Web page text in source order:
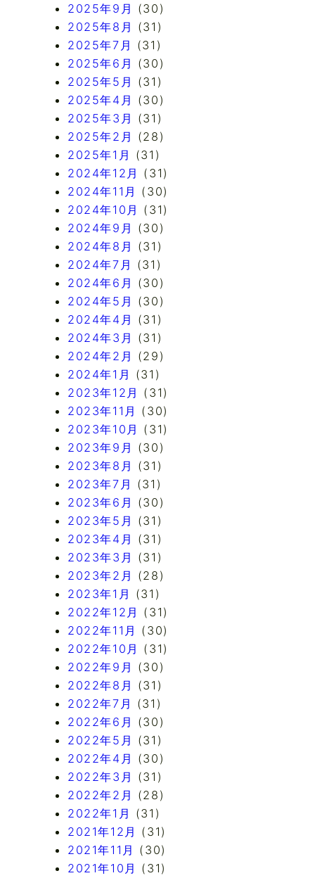
2025年9月 (30)
2025年8月 (31)
2025年7月 (31)
2025年6月 (30)
2025年5月 (31)
2025年4月 (30)
2025年3月 (31)
2025年2月 (28)
2025年1月 (31)
2024年12月 (31)
2024年11月 (30)
2024年10月 (31)
2024年9月 (30)
2024年8月 (31)
2024年7月 (31)
2024年6月 (30)
2024年5月 (30)
2024年4月 (31)
2024年3月 (31)
2024年2月 (29)
2024年1月 (31)
2023年12月 (31)
2023年11月 (30)
2023年10月 (31)
2023年9月 (30)
2023年8月 (31)
2023年7月 (31)
2023年6月 (30)
2023年5月 (31)
2023年4月 (31)
2023年3月 (31)
2023年2月 (28)
2023年1月 (31)
2022年12月 (31)
2022年11月 (30)
2022年10月 (31)
2022年9月 (30)
2022年8月 (31)
2022年7月 (31)
2022年6月 (30)
2022年5月 (31)
2022年4月 (30)
2022年3月 (31)
2022年2月 (28)
2022年1月 (31)
2021年12月 (31)
2021年11月 (30)
2021年10月 (31)